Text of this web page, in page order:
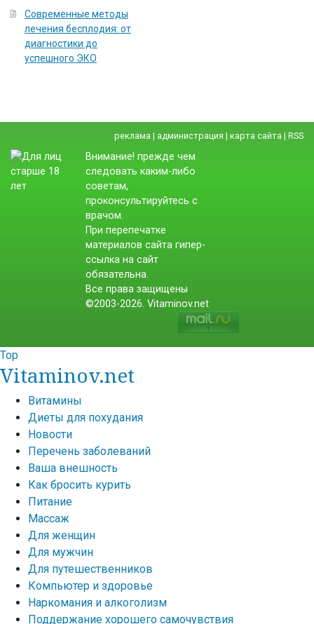
Современные методы
лечения бесплодия: от
диагностики до
успешного ЭКО
реклама | администрация | карта сайта | RSS
Внимание! прежде чем
следовать каким-либо
советам,
проконсультируйтесь с
врачом.
При перепечатке
материалов сайта гипер-
ссылка на сайт
обязательна.
Все права защищены
©2003-2026. Vitaminov.net
Top
Vitaminov.net
Витамины
Диеты для похудания
Новости
Перечень заболеваний
Ваша внешность
Как бросить курить
Питание
Массаж
Для женщин
Для мужчин
Для путешественников
Компьютер и здоровье
Наркомания и алкоголизм
Поддержание хорошего самочувствия